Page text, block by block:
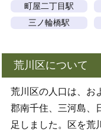
町屋二丁目駅
三ノ輪橋駅
荒川区について
荒川区の人口は、お
郡南千住、三河島、
足しました。区を荒